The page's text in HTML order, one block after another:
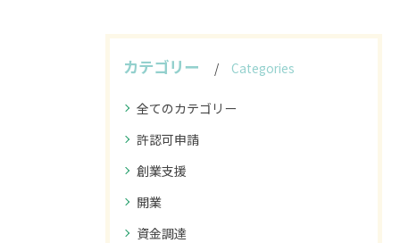
カテゴリー Categories
全てのカテゴリー
許認可申請
創業支援
開業
資金調達